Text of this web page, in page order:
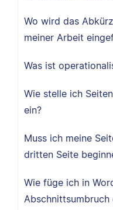
Wo wird das
meiner Arbeit
Was ist
Wie stelle ich
ein?
Muss ich meine
dritten Seite
Wie füge ich in
Abschnittsumbruch